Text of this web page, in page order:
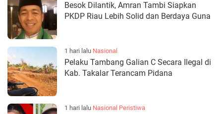
Besok Dilantik, Amran Tambi Siapkan
PKDP Riau Lebih Solid dan Berdaya Guna
1 hari lalu Nasional
Pelaku Tambang Galian C Secara Ilegal di
Kab. Takalar Terancam Pidana
1 hari lalu Nasional Peristiwa